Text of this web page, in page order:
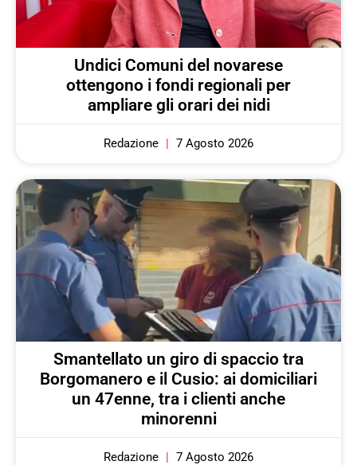
Undici Comuni del novarese
ottengono i fondi regionali per
ampliare gli orari dei nidi
Redazione 7 Agosto 2026
Smantellato un giro di spaccio tra
Borgomanero e il Cusio: ai domiciliari
un 47enne, tra i clienti anche
minorenni
Redazione 7 Agosto 2026